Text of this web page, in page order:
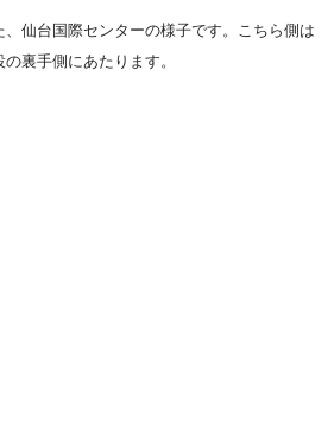
仙台国際センターの様子です。こちら側は
の裏手側にあたります。